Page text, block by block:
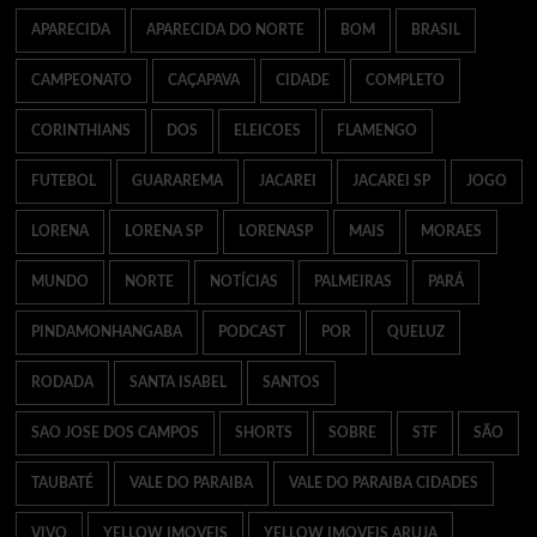
APARECIDA APARECIDA DO NORTE BOM BRASIL
CAMPEONATO CAÇAPAVA CIDADE COMPLETO
CORINTHIANS DOS ELEICOES FLAMENGO
FUTEBOL GUARAREMA JACAREI JACAREI SP JOGO
LORENA LORENA SP LORENASP MAIS MORAES
MUNDO NORTE NOTÍCIAS PALMEIRAS PARÁ
PINDAMONHANGABA PODCAST POR QUELUZ
RODADA SANTA ISABEL SANTOS
SAO JOSE DOS CAMPOS SHORTS SOBRE STF SÃO
TAUBATÉ VALE DO PARAIBA VALE DO PARAIBA CIDADES
VIVO YELLOW IMOVEIS YELLOW IMOVEIS ARUJA